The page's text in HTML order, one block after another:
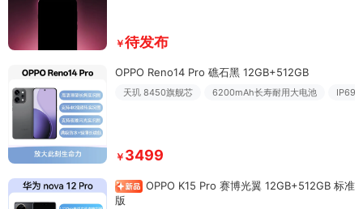
￥待发布
OPPO Reno14 Pro 礁石黑 12GB+512GB
天玑 8450旗舰芯 6200mAh长寿耐用大电池 IP69
￥ 3499
OPPO K15 Pro 赛博光翼 12GB+512GB 标准
版